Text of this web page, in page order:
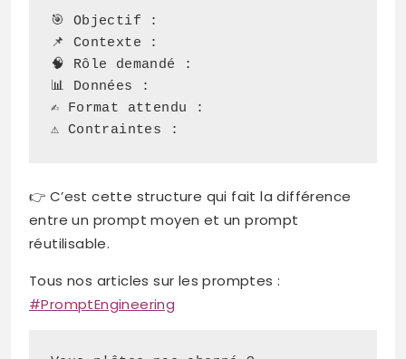
🎯 Objectif :
📌 Contexte :
🧠 Rôle demandé :
📊 Données :
✍️ Format attendu :
⚠️ Contraintes :
👉 C’est cette structure qui fait la différence
entre un prompt moyen et un prompt
réutilisable.
Tous nos articles sur les promptes :
#PromptEngineering